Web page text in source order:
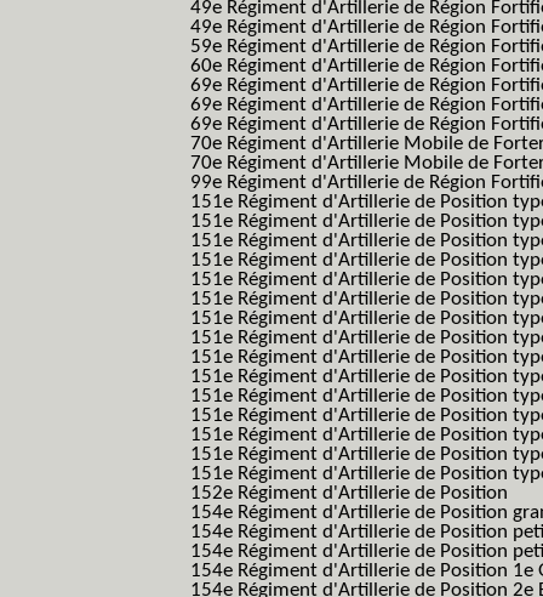
49e Régiment d'Artillerie de Région
49e Régiment d'Artillerie de Région
59e Régiment d'Artillerie de Région
60e Régiment d'Artillerie de Région
69e Régiment d'Artillerie de Région
69e Régiment d'Artillerie de Région
69e Régiment d'Artillerie de Région
70e Régiment d'Artillerie Mobile de
70e Régiment d'Artillerie Mobile de
99e Régiment d'Artillerie de Région
151e Régiment d'Artillerie de Position
151e Régiment d'Artillerie de Position
151e Régiment d'Artillerie de Position
151e Régiment d'Artillerie de Position
151e Régiment d'Artillerie de Position
151e Régiment d'Artillerie de Position
151e Régiment d'Artillerie de Position
151e Régiment d'Artillerie de Position
151e Régiment d'Artillerie de Position
151e Régiment d'Artillerie de Position
151e Régiment d'Artillerie de Position
151e Régiment d'Artillerie de Position
151e Régiment d'Artillerie de Position
151e Régiment d'Artillerie de Position
151e Régiment d'Artillerie de Position
152e Régiment d'Artillerie de Position
154e Régiment d'Artillerie de Position
154e Régiment d'Artillerie de Position
154e Régiment d'Artillerie de Position
154e Régiment d'Artillerie de Position 1e
154e Régiment d'Artillerie de Position 2e